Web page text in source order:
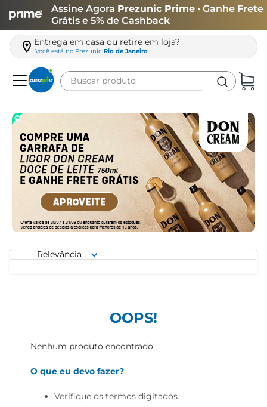
Assine Agora Prezunic Prime • Ganhe Frete
Grátis e 5% de Cashback
Entrega em casa ou retire em loja?
Você está no Prezunic Rio de Janeiro
Buscar produto
Relevância
OOPS!
Nenhum produto encontrado
O que eu devo fazer?
Verifique os termos digitados.
leite
café
queijo
arroz
azeite
biscoito